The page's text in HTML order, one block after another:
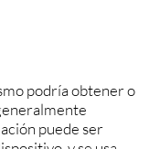
podría obtener o
puede ser